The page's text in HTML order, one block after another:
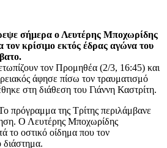
σήμερα ο Λευτέρης Μποχωρίδης
κρίσιμο εκτός έδρας αγώνα του
τον Προμηθέα (2/3, 16:45) και
άφησε πίσω τον τραυματισμό
στη διάθεση του Γιάννη Καστρίτη.
της Τρίτης περιλάμβανε
Ο Λευτέρης Μποχωρίδης
το οστικό οίδημα που τον
διάστημα.